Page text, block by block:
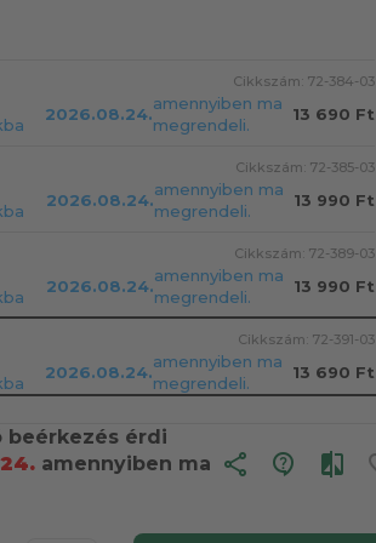
Cikkszám: 72-384-03
2026.08.24.
amennyiben ma
megrendeli.
13 690 Ft
Cikkszám: 72-385-03
2026.08.24.
amennyiben ma
megrendeli.
13 990 Ft
Cikkszám: 72-389-03
2026.08.24.
amennyiben ma
megrendeli.
13 990 Ft
Cikkszám: 72-391-03
2026.08.24.
amennyiben ma
megrendeli.
13 690 Ft
beérkezés érdi
amennyiben ma
share